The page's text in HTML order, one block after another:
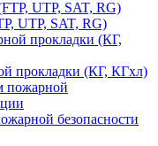
UTP, SAT, RG)
прокладки (КГ, КГхл)
безопасности